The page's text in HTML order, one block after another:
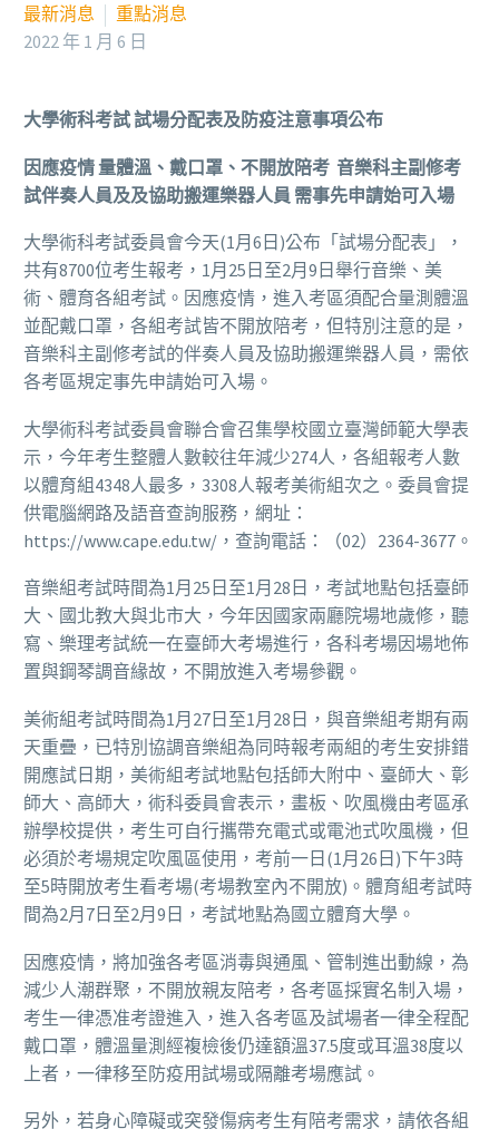
最新消息
重點消息
2022 年 1 月 6 日
大學術科考試 試場分配表及防疫注意事項公布
因應疫情 量體溫、戴口罩、不開放陪考 音樂科主副修考
試伴奏人員及及協助搬運樂器人員 需事先申請始可入場
大學術科考試委員會今天(1月6日)公布「試場分配表」，
共有8700位考生報考，1月25日至2月9日舉行音樂、美
術、體育各組考試。因應疫情，進入考區須配合量測體溫
並配戴口罩，各組考試皆不開放陪考，但特別注意的是，
音樂科主副修考試的伴奏人員及協助搬運樂器人員，需依
各考區規定事先申請始可入場。
大學術科考試委員會聯合會召集學校國立臺灣師範大學表
示，今年考生整體人數較往年減少274人，各組報考人數
以體育組4348人最多，3308人報考美術組次之。委員會提
供電腦網路及語音查詢服務，網址：
https://www.cape.edu.tw/，查詢電話：（02）2364-3677。
音樂組考試時間為1月25日至1月28日，考試地點包括臺師
大、國北教大與北市大，今年因國家兩廳院場地歲修，聽
寫、樂理考試統一在臺師大考場進行，各科考場因場地佈
置與鋼琴調音緣故，不開放進入考場參觀。
美術組考試時間為1月27日至1月28日，與音樂組考期有兩
天重疊，已特別協調音樂組為同時報考兩組的考生安排錯
開應試日期，美術組考試地點包括師大附中、臺師大、彰
師大、高師大，術科委員會表示，畫板、吹風機由考區承
辦學校提供，考生可自行攜帶充電式或電池式吹風機，但
必須於考場規定吹風區使用，考前一日(1月26日)下午3時
至5時開放考生看考場(考場教室內不開放)。體育組考試時
間為2月7日至2月9日，考試地點為國立體育大學。
因應疫情，將加強各考區消毒與通風、管制進出動線，為
減少人潮群聚，不開放親友陪考，各考區採實名制入場，
考生一律憑准考證進入，進入各考區及試場者一律全程配
戴口罩，體溫量測經複檢後仍達額溫37.5度或耳溫38度以
上者，一律移至防疫用試場或隔離考場應試。
另外，若身心障礙或突發傷病考生有陪考需求，請依各組